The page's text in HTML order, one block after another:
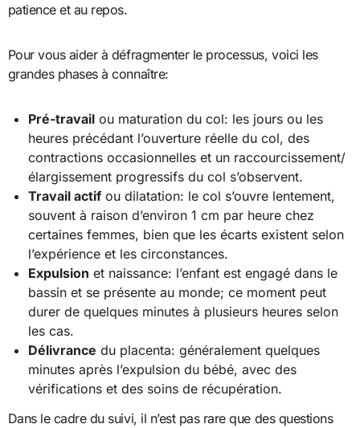
patience et au repos.
Pour vous aider à défragmenter le processus, voici les
grandes phases à connaître:
Pré-travail ou maturation du col: les jours ou les
heures précédant l’ouverture réelle du col, des
contractions occasionnelles et un raccourcissement/
élargissement progressifs du col s’observent.
Travail actif ou dilatation: le col s’ouvre lentement,
souvent à raison d’environ 1 cm par heure chez
certaines femmes, bien que les écarts existent selon
l’expérience et les circonstances.
Expulsion et naissance: l’enfant est engagé dans le
bassin et se présente au monde; ce moment peut
durer de quelques minutes à plusieurs heures selon
les cas.
Délivrance du placenta: généralement quelques
minutes après l’expulsion du bébé, avec des
vérifications et des soins de récupération.
Dans le cadre du suivi, il n’est pas rare que des questions